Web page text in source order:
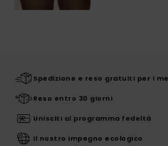
Spedizione e reso gratuiti per i
Reso entro 30 giorni
Unisciti al programma fedeltà
Il nostro impegno ecologico